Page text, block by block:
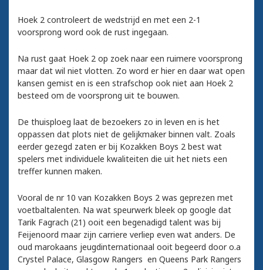
Hoek 2 controleert de wedstrijd en met een 2-1
voorsprong word ook de rust ingegaan.
Na rust gaat Hoek 2 op zoek naar een ruimere voorsprong
maar dat wil niet vlotten. Zo word er hier en daar wat open
kansen gemist en is een strafschop ook niet aan Hoek 2
besteed om de voorsprong uit te bouwen.
De thuisploeg laat de bezoekers zo in leven en is het
oppassen dat plots niet de gelijkmaker binnen valt. Zoals
eerder gezegd zaten er bij Kozakken Boys 2 best wat
spelers met individuele kwaliteiten die uit het niets een
treffer kunnen maken.
Vooral de nr 10 van Kozakken Boys 2 was geprezen met
voetbaltalenten. Na wat speurwerk bleek op google dat
Tarik Fagrach (21) ooit een begenadigd talent was bij
Feijenoord maar zijn carriere verliep even wat anders. De
oud marokaans jeugdinternationaal ooit begeerd door o.a
Crystel Palace, Glasgow Rangers en Queens Park Rangers